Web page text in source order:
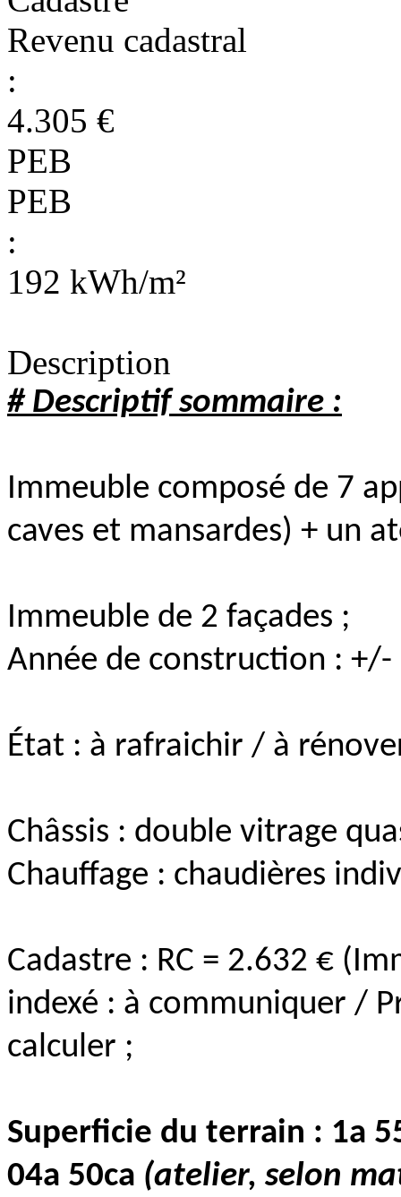
Revenu cadastral
:
4.305 €
PEB
PEB
:
192 kWh/m²
Description
# Descriptif sommaire :
Immeuble composé de 7
caves et mansardes) + un
Immeuble de 2 façades ;
Année de construction :
État : à rafraichir / à
Châssis : double vitrage
Chauffage : chaudières
Cadastre : RC = 2.632 €
indexé : à communiquer /
calculer ;
Superficie du terrain : 1a
04a 50ca (atelier, selon